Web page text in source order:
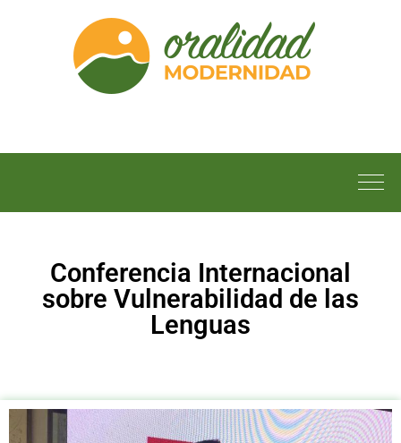
Conferencia Internacional
sobre Vulnerabilidad de las
Lenguas